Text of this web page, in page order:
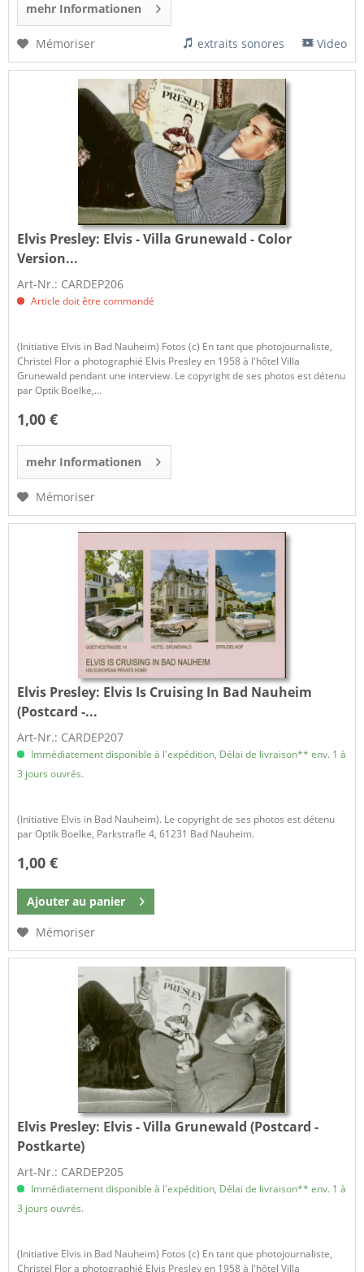
mehr Informationen
Mémoriser extraits sonores Video
Elvis Presley: Elvis - Villa Grunewald - Color
Version...
Art-Nr.: CARDEP206
Article doit être commandé
(Initiative Elvis in Bad Nauheim) Fotos (c) En tant que photojournaliste,
Christel Flor a photographié Elvis Presley en 1958 à l'hôtel Villa
Grunewald pendant une interview. Le copyright de ses photos est détenu
par Optik Boelke,...
1,00 €
mehr Informationen
Mémoriser
Elvis Presley: Elvis Is Cruising In Bad Nauheim
(Postcard -...
Art-Nr.: CARDEP207
Immédiatement disponible à l'expédition, Délai de livraison** env. 1 à
3 jours ouvrés.
(Initiative Elvis in Bad Nauheim). Le copyright de ses photos est détenu
par Optik Boelke, Parkstrafle 4, 61231 Bad Nauheim.
1,00 €
Ajouter au panier
Mémoriser
Elvis Presley: Elvis - Villa Grunewald (Postcard -
Postkarte)
Art-Nr.: CARDEP205
Immédiatement disponible à l'expédition, Délai de livraison** env. 1 à
3 jours ouvrés.
(Initiative Elvis in Bad Nauheim) Fotos (c) En tant que photojournaliste,
Christel Flor a photographié Elvis Presley en 1958 à l'hôtel Villa